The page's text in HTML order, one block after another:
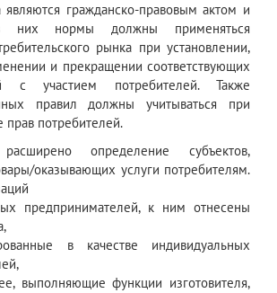
гражданско-правовым актом и
них нормы должны применяться
рынка при установлении,
и прекращении соответствующих
с участием потребителей. Также
правил должны учитываться при
прав потребителей.
определение субъектов,
оказывающих услуги потребителям.
предпринимателей, к ним отнесены
в качестве индивидуальных
выполняющие функции изготовителя,